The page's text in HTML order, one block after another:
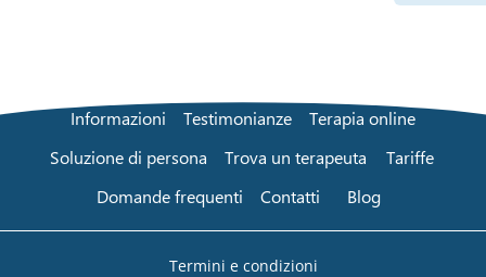
Informazioni Testimonianze
Terapia online
Soluzione di persona
Trova un terapeuta
Tariffe
Domande frequenti
Contatti Blog
Termini e condizioni